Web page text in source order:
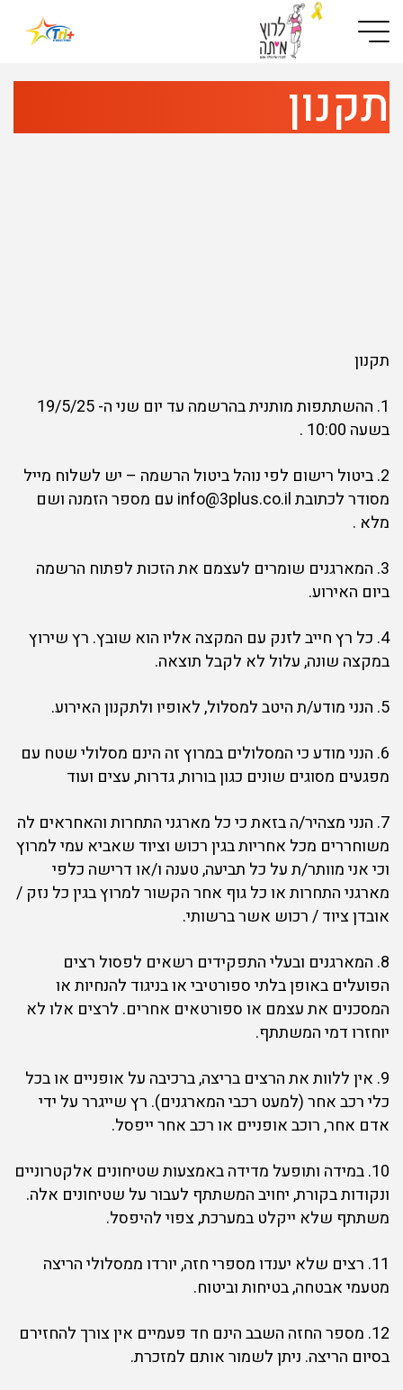
Button used only for devices with a small screen
תקנון
תקנון
1. ההשתתפות מותנית בהרשמה עד יום שני ה- 19/5/25
בשעה 10:00 .
2. ביטול רישום לפי נוהל ביטול הרשמה – יש לשלוח מייל
מסודר לכתובת info@3plus.co.il עם מספר הזמנה ושם
מלא .
3. המארגנים שומרים לעצמם את הזכות לפתוח הרשמה
ביום האירוע.
4. כל רץ חייב לזנק עם המקצה אליו הוא שובץ. רץ שירוץ
במקצה שונה, עלול לא לקבל תוצאה.
5. הנני מודע/ת היטב למסלול, לאופיו ולתקנון האירוע.
6. הנני מודע כי המסלולים במרוץ זה הינם מסלולי שטח עם
מפגעים מסוגים שונים כגון בורות, גדרות, עצים ועוד
7. הנני מצהיר/ה בזאת כי כל מארגני התחרות והאחראים לה
משוחררים מכל אחריות בגין רכוש וציוד שאביא עמי למרוץ
וכי אני מוותר/ת על כל תביעה, טענה ו/או דרישה כלפי
מארגני התחרות או כל גוף אחר הקשור למרוץ בגין כל נזק /
אובדן ציוד / רכוש אשר ברשותי.
8. המארגנים ובעלי התפקידים רשאים לפסול רצים
הפועלים באופן בלתי ספורטיבי או בניגוד להנחיות או
המסכנים את עצמם או ספורטאים אחרים. לרצים אלו לא
יוחזרו דמי המשתתף.
9. אין ללוות את הרצים בריצה, ברכיבה על אופניים או בכל
כלי רכב אחר (למעט רכבי המארגנים). רץ שייגרר על ידי
אדם אחר, רוכב אופניים או רכב אחר ייפסל.
10. במידה ותופעל מדידה באמצעות שטיחונים אלקטרוניים
ונקודות בקורת, יחויב המשתתף לעבור על שטיחונים אלה.
משתתף שלא ייקלט במערכת, צפוי להיפסל.
11. רצים שלא יענדו מספרי חזה, יורדו ממסלולי הריצה
מטעמי אבטחה, בטיחות וביטוח.
12. מספר החזה השבב הינם חד פעמיים אין צורך להחזירם
בסיום הריצה. ניתן לשמור אותם למזכרת.